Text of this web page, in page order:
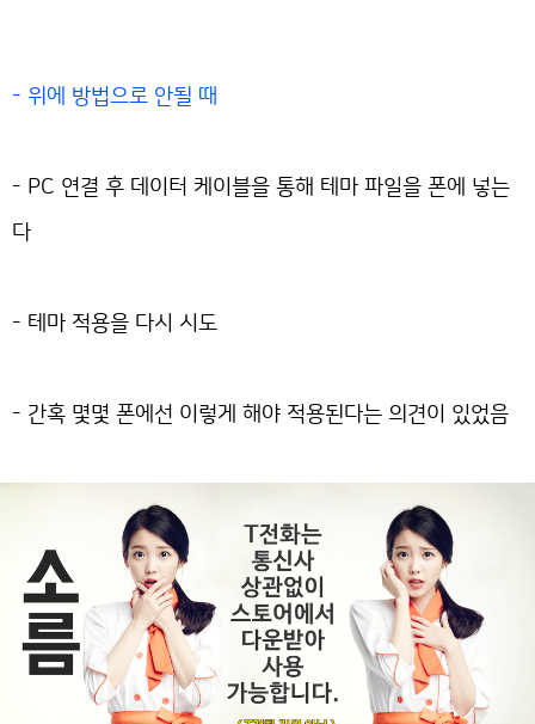
- 위에 방법으로 안될 때
- PC 연결 후 데이터 케이블을 통해 테마 파일을 폰에 넣는
다
- 테마 적용을 다시 시도
- 간혹 몇몇 폰에선 이렇게 해야 적용된다는 의견이 있었음